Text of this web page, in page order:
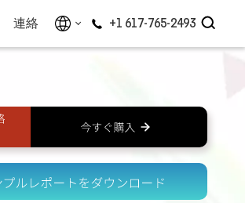
連絡 +1 617-765-2493